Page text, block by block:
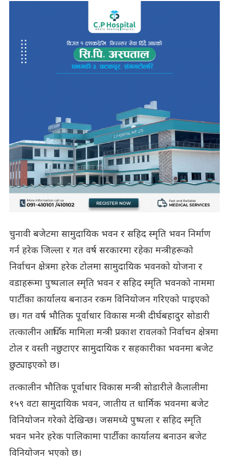
चुनावी बजेटमा सामुदायिक भवन र सहिद स्मृति भवन निर्माण
गर्न हरेक जिल्ला र गत वर्ष सरकारमा रहेका मन्त्रीहरूको
निर्वाचन क्षेत्रमा हरेक टोलमा सामुदायिक भवनको योजना र
वडाहरूमा पुष्पलाल स्मृति भवन र सहिद स्मृति भवनको नाममा
पार्टीका कार्यालय बनाउन रकम विनियोजन गरिएको पाइएको
छ। गत वर्ष भौतिक पूर्वाधार विकास मन्त्री दीर्घबहादुर सोडारी
तत्कालीन आर्थिक मामिला मन्त्री प्रकाश रावलको निर्वाचन क्षेत्रमा
टोल र वस्ती नछुटाएर सामुदायिक र सहकारीका भवनमा बजेट
छुट्याइएको छ।
तत्कालीन भौतिक पूर्वाधार विकास मन्त्री सोडारीले कैलालीमा
१५९ वटा सामुदायिक भवन, जातीय त धार्मिक भवनमा बजेट
विनियोजन गरेको देखिन्छ। जसमध्ये पुष्पला र सहिद स्मृति
भवन भनेर हरेक पालिकामा पार्टीका कार्यालय बनाउन बजेट
विनियोजन भएको छ।